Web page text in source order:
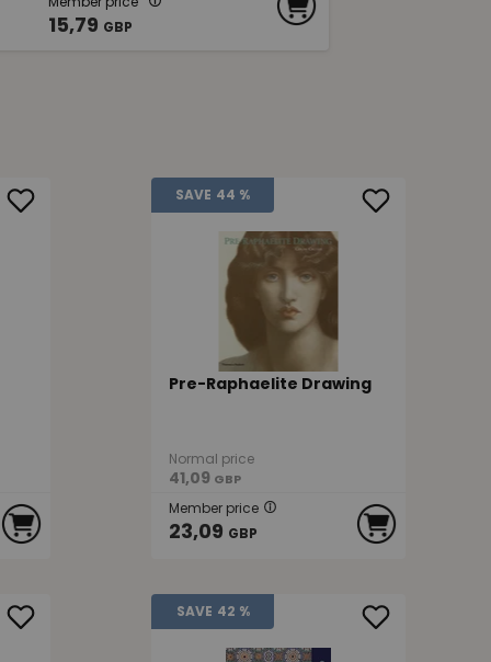
15,79 GBP
SAVE 44 %
Pre-Raphaelite Drawing
Normal price
41,09 GBP
Member price
23,09 GBP
SAVE 42 %